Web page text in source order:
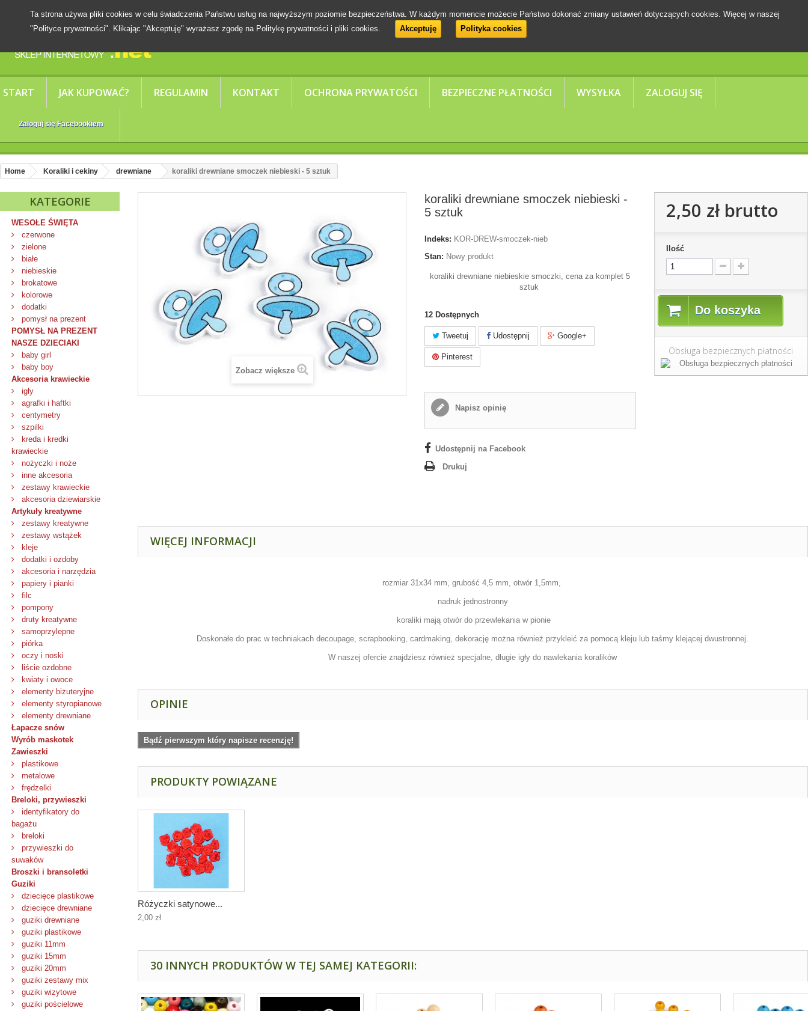
START JAK KUPOWAĆ? REGULAMIN KONTAKT OCHRONA PRYWATOŚCI BEZPIECZNE PŁATNOŚCI WYSYŁKA ZALOGUJ SIĘ
Zaloguj się Facebookiem
Ta strona używa pliki cookies w celu świadczenia Państwu usług na najwyższym poziomie bezpieczeństwa. W każdym momencie możecie Państwo dokonać zmiany ustawień dotyczących cookies. Więcej w naszej
"Polityce prywatności". Klikając "Akceptuję" wyrażasz zgodę na Politykę prywatności i pliki cookies.
Akceptuję Polityka cookies
Home Koraliki i cekiny drewniane koraliki drewniane smoczek niebieski - 5 sztuk
KATEGORIE
WESOŁE ŚWIĘTA
czerwone
zielone
białe
niebieskie
brokatowe
kolorowe
dodatki
pomysł na prezent
POMYSŁ NA PREZENT
NASZE DZIECIAKI
baby girl
baby boy
Akcesoria krawieckie
igły
agrafki i haftki
centymetry
szpilki
kreda i kredki
krawieckie
nożyczki i noże
inne akcesoria
zestawy krawieckie
akcesoria dziewiarskie
Artykuły kreatywne
zestawy kreatywne
zestawy wstążek
kleje
dodatki i ozdoby
akcesoria i narzędzia
papiery i pianki
filc
pompony
druty kreatywne
samoprzylepne
piórka
oczy i noski
liście ozdobne
kwiaty i owoce
elementy biżuteryjne
elementy styropianowe
elementy drewniane
Łapacze snów
Wyrób maskotek
Zawieszki
plastikowe
metalowe
frędzelki
Breloki, przywieszki
identyfikatory do
bagażu
breloki
przywieszki do
suwaków
Broszki i bransoletki
Guziki
dziecięce plastikowe
dziecięce drewniane
guziki drewniane
guziki plastikowe
guziki 11mm
guziki 15mm
guziki 20mm
guziki zestawy mix
guziki wizytowe
guziki pościelowe
Zobacz większe
koraliki drewniane smoczek niebieski -
5 sztuk
Indeks: KOR-DREW-smoczek-nieb
Stan: Nowy produkt
koraliki drewniane niebieskie smoczki, cena za komplet 5
sztuk
12 Dostępnych
Tweetuj Udostępnij Google+
Pinterest
Napisz opinię
Udostępnij na Facebook
Drukuj
2,50 złbrutto
Ilość
Do koszyka
Obsługa bezpiecznych płatności
WIĘCEJ INFORMACJI
rozmiar 31x34 mm, grubość 4,5 mm, otwór 1,5mm,
nadruk jednostronny
koraliki mają otwór do przewlekania w pionie
Doskonałe do prac w techniakach decoupage, scrapbooking, cardmaking, dekorację można również przykleić za pomocą kleju lub taśmy klejącej dwustronnej.
W naszej ofercie znajdziesz również specjalne, długie igły do nawlekania koralików
OPINIE
Bądź pierwszym który napisze recenzję!
PRODUKTY POWIĄZANE
Różyczki satynowe...
2,00 zł
30 INNYCH PRODUKTÓW W TEJ SAMEJ KATEGORII: